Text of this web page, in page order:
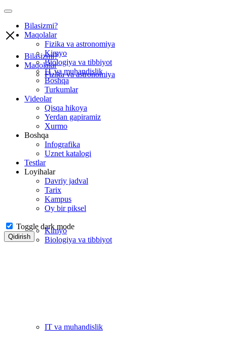
Bilasizmi?
Maqolalar
Fizika va astronomiya
Kimyo
Biologiya va tibbiyot
IT va muhandislik
Boshqa
Turkumlar
Videolar
Qisqa hikoya
Yerdan gapiramiz
Xurmo
Boshqa
Infografika
Uznet katalogi
Testlar
Loyihalar
Davriy jadval
Tarix
Kampus
Oy bir piksel
Toggle dark mode
Qidirish
Bilasizmi?
Maqolalar
Fizika va astronomiya
Kimyo
Biologiya va tibbiyot
IT va muhandislik